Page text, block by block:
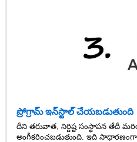
ప్రోగ్రామ్ ఇన్‌స్టాల్ చేయబడుతుంది
దీని తరువాత, నిర్దిష్ట సంస్థాపన
అంగీకరించబడుతుంది. ఇది